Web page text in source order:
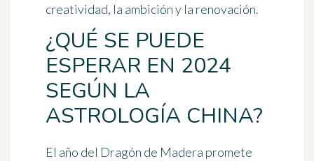
creatividad, la ambición y la renovación.
¿QUÉ SE PUEDE
ESPERAR EN 2024
SEGÚN LA
ASTROLOGÍA CHINA?
El año del Dragón de Madera promete